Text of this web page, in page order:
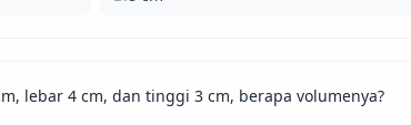
lebar 4 cm, dan tinggi 3 cm, berapa volumenya?